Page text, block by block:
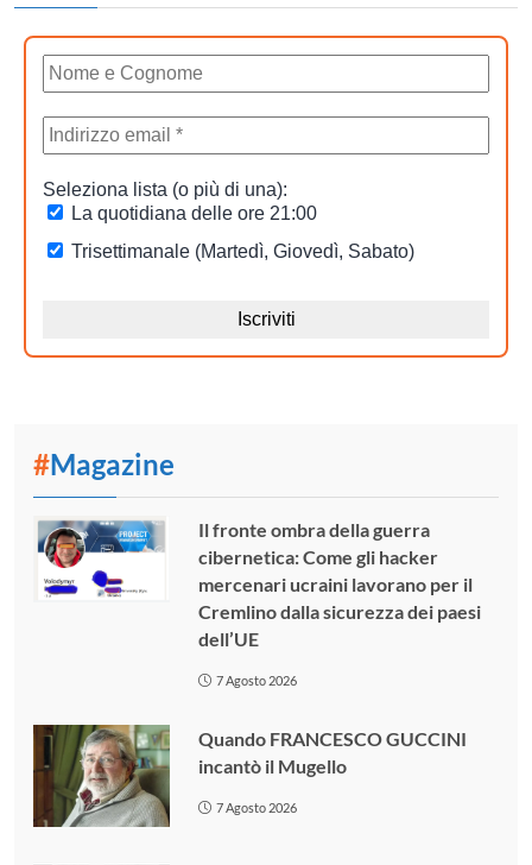
#Magazine
Il fronte ombra della guerra
cibernetica: Come gli hacker
mercenari ucraini lavorano per il
Cremlino dalla sicurezza dei paesi
dell’UE
7 Agosto 2026
Quando FRANCESCO GUCCINI
incantò il Mugello
7 Agosto 2026